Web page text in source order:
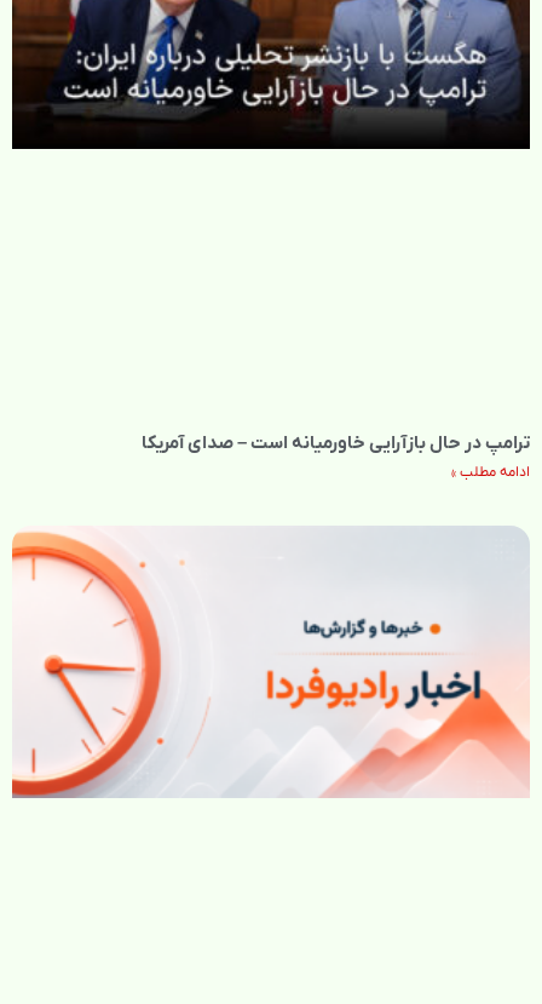
ترامپ در حال بازآرایی خاورمیانه است – صدای آمریکا
ادامه مطلب »